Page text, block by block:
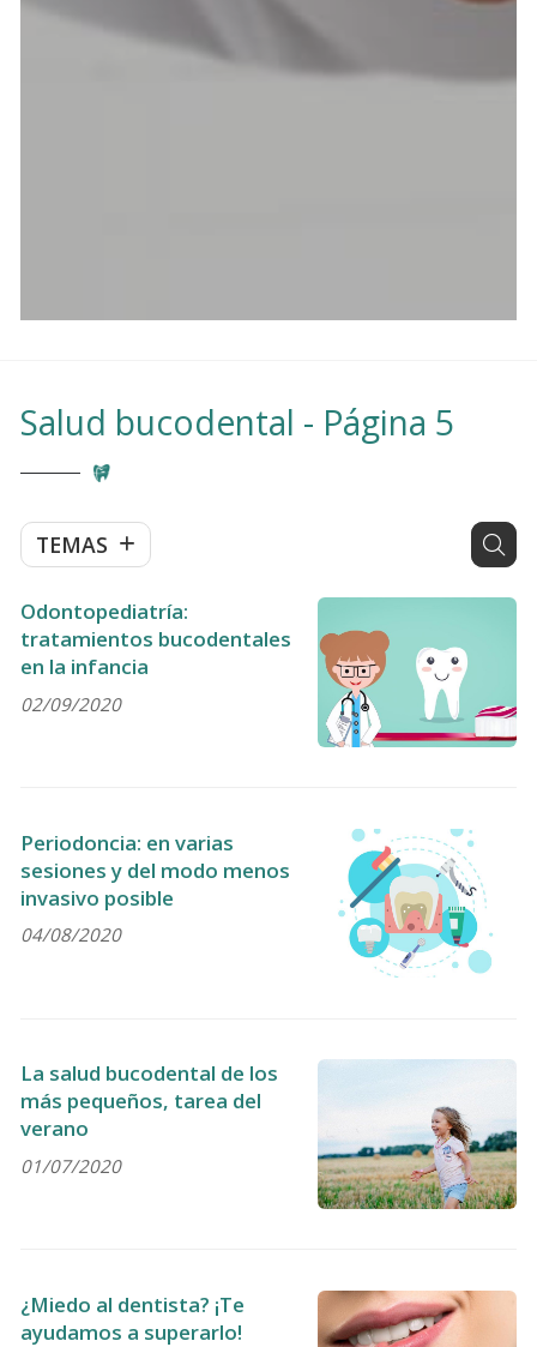
Salud bucodental - Página 5
TEMAS
Odontopediatría:
tratamientos bucodentales
en la infancia
02/09/2020
Periodoncia: en varias
sesiones y del modo menos
invasivo posible
04/08/2020
La salud bucodental de los
más pequeños, tarea del
verano
01/07/2020
¿Miedo al dentista? ¡Te
ayudamos a superarlo!